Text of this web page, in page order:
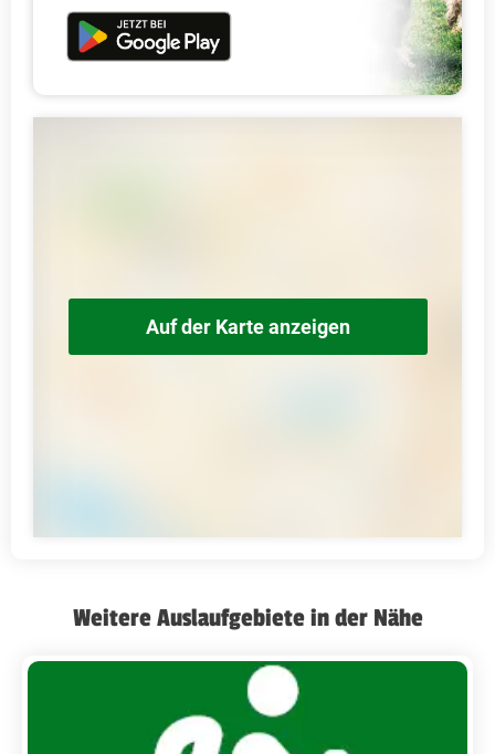
Auf der Karte anzeigen
Weitere Auslaufgebiete in der Nähe